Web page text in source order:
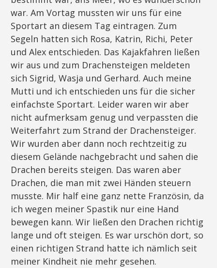
war. Am Vortag mussten wir uns für eine
Sportart an diesem Tag eintragen. Zum
Segeln hatten sich Rosa, Katrin, Richi, Peter
und Alex entschieden. Das Kajakfahren ließen
wir aus und zum Drachensteigen meldeten
sich Sigrid, Wasja und Gerhard. Auch meine
Mutti und ich entschieden uns für die sicher
einfachste Sportart. Leider waren wir aber
nicht aufmerksam genug und verpassten die
Weiterfahrt zum Strand der Drachensteiger.
Wir wurden aber dann noch rechtzeitig zu
diesem Gelände nachgebracht und sahen die
Drachen bereits steigen. Das waren aber
Drachen, die man mit zwei Händen steuern
musste. Mir half eine ganz nette Französin, da
ich wegen meiner Spastik nur eine Hand
bewegen kann. Wir ließen den Drachen richtig
lange und oft steigen. Es war urschön dort, so
einen richtigen Strand hatte ich nämlich seit
meiner Kindheit nie mehr gesehen.